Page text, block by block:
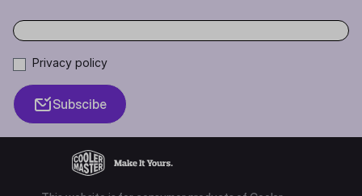
Privacy policy
Subscibe